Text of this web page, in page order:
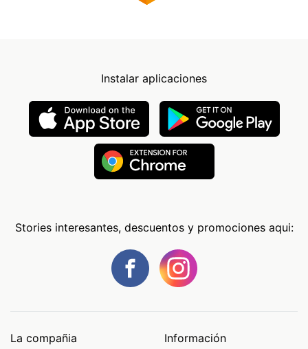
Instalar aplicaciones
Stories interesantes, descuentos y promociones aqui:
La compañia Información